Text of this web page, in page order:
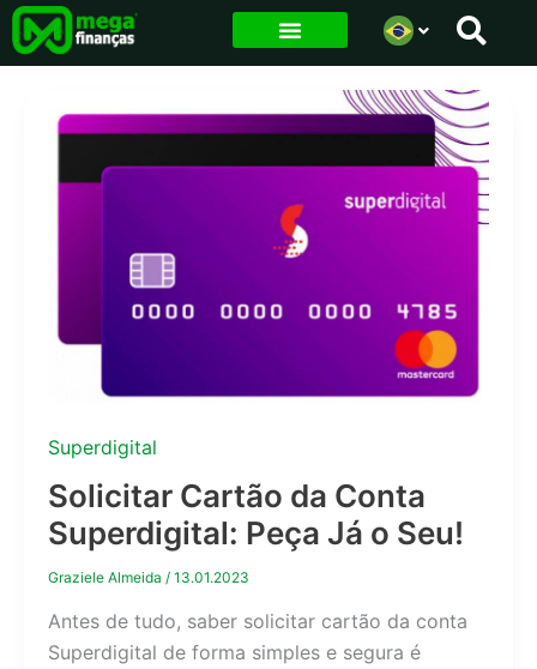
para
conteúdo
Superdigital
Solicitar Cartão da Conta
Superdigital: Peça Já o Seu!
Graziele Almeida / 13.01.2023
Antes de tudo, saber solicitar cartão da conta
Superdigital de forma simples e segura é